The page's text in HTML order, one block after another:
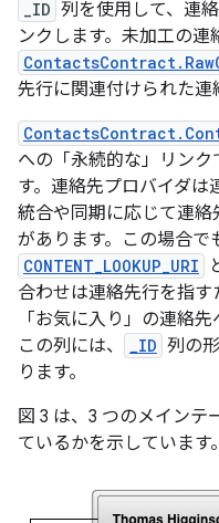
_ID 列を使用して、連
ンクします。未加工の連
先行に関連付けられた連
への「永続的な」リンク
す。連絡先プロバイダは
統合や同期に応じて連絡
があります。この場合で
CONTENT_LOOKUP_URI
合わせは連絡先行を指す
「お気に入り」の連絡
この列には、
_ID 列の
ります。
図 3 は、3 つのメインテ
ているかを示しています。